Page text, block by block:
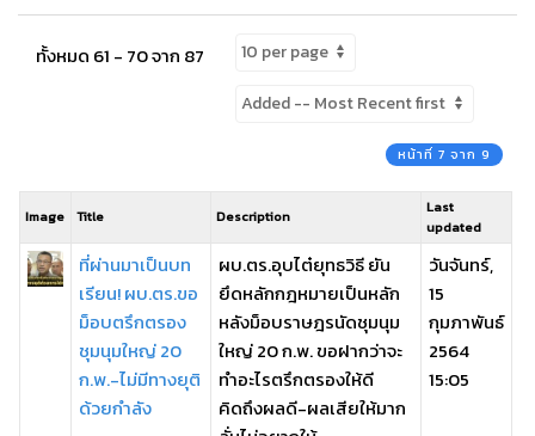
ทั้งหมด 61 - 70 จาก 87
หน้าที่ 7 จาก 9
Image Title Description
Last
updated
ที่ผ่านมาเป็นบท
เรียน! ผบ.ตร.ขอ
ม็อบตรึกตรอง
ชุมนุมใหญ่ 20
ก.พ.-ไม่มีทางยุติ
ด้วยกำลัง
ผบ.ตร.อุบไต๋ยุทธวิธี ยัน
ยึดหลักกฎหมายเป็นหลัก
หลังม็อบราษฎรนัดชุมนุม
ใหญ่ 20 ก.พ. ขอฝากว่าจะ
ทำอะไรตรึกตรองให้ดี
คิดถึงผลดี-ผลเสียให้มาก
วันจันทร์,
15
กุมภาพันธ์
2564
15:05